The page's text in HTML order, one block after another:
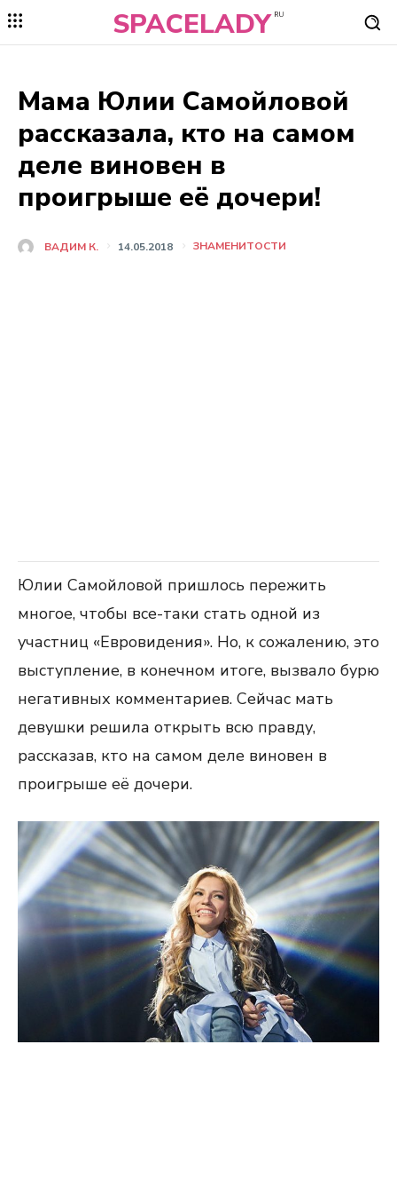
SPACELADY RU
Мама Юлии Самойловой
рассказала, кто на самом
деле виновен в
проигрыше её дочери!
ВАДИМ К. 14.05.2018 ЗНАМЕНИТОСТИ
Юлии Самойловой пришлось пережить
многое, чтобы все-таки стать одной из
участниц «Евровидения». Но, к сожалению, это
выступление, в конечном итоге, вызвало бурю
негативных комментариев. Сейчас мать
девушки решила открыть всю правду,
рассказав, кто на самом деле виновен в
проигрыше её дочери.